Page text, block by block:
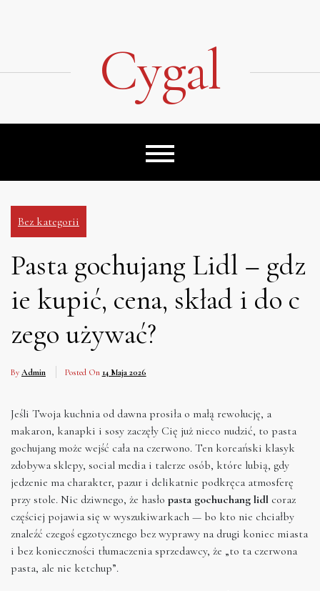
Cygal
Bez kategorii
Pasta gochujang Lidl – gdz
ie kupić, cena, skład i do c
zego używać?
By Admin Posted On 14 Maja 2026
Jeśli Twoja kuchnia od dawna prosiła o małą rewolucję, a
makaron, kanapki i sosy zaczęły Cię już nieco nudzić, to pasta
gochujang może wejść cała na czerwono. Ten koreański klasyk
zdobywa sklepy, social media i talerze osób, które lubią, gdy
jedzenie ma charakter, pazur i delikatnie podkręca atmosferę
przy stole. Nic dziwnego, że hasło pasta gochuchang lidl coraz
częściej pojawia się w wyszukiwarkach — bo kto nie chciałby
znaleźć czegoś egzotycznego bez wyprawy na drugi koniec miasta
i bez konieczności tłumaczenia sprzedawcy, że „to ta czerwona
pasta, ale nie ketchup”.